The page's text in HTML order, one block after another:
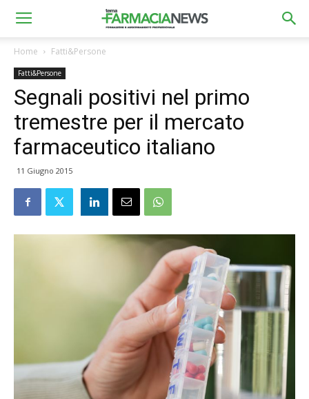
Home Fatti&Persone
Fatti&Persone
Segnali positivi nel primo
tremestre per il mercato
farmaceutico italiano
11 Giugno 2015